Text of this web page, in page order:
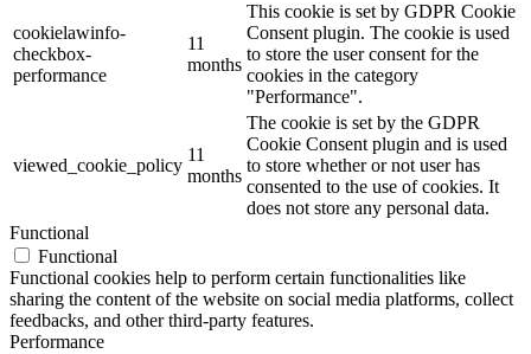
cookielawinfo-
checkbox-
performance
11
months
This cookie is set by GDPR Cookie
Consent plugin. The cookie is used
to store the user consent for the
cookies in the category
"Performance".
viewed_cookie_policy
11
months
The cookie is set by the GDPR
Cookie Consent plugin and is used
to store whether or not user has
consented to the use of cookies. It
does not store any personal data.
Functional
Functional
Functional cookies help to perform certain functionalities like
sharing the content of the website on social media platforms, collect
feedbacks, and other third-party features.
Performance